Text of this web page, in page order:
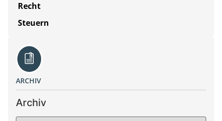
Recht
Steuern
ARCHIV
Archiv